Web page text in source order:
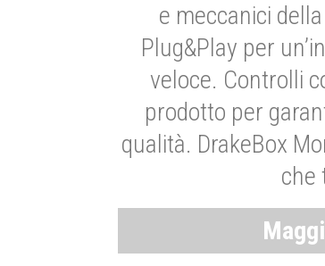
e meccanici
Plug&Play per
veloce. Controlli
prodotto per
qualità. DrakeBox
che